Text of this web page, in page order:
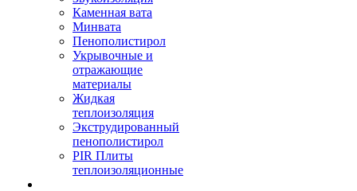
Каменная вата
Минвата
Пенополистирол
Укрывочные и
отражающие
материалы
Жидкая
теплоизоляция
Экструдированный
пенополистирол
PIR Плиты
теплоизоляционные